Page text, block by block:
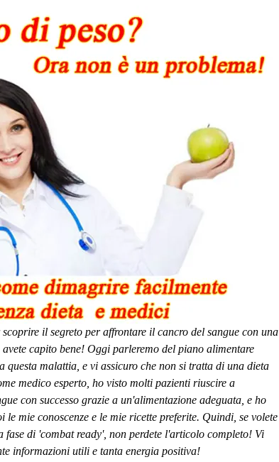
il segreto per affrontare il cancro del sangue con una
avete capito bene! Oggi parleremo del piano alimentare
questa malattia, e vi assicuro che non si tratta di una dieta
medico esperto, ho visto molti pazienti riuscire a
con successo grazie a un'alimentazione adeguata, e ho
le mie conoscenze e le mie ricette preferite. Quindi, se volete
fase di 'combat ready', non perdete l'articolo completo! Vi
informazioni utili e tanta energia positiva!